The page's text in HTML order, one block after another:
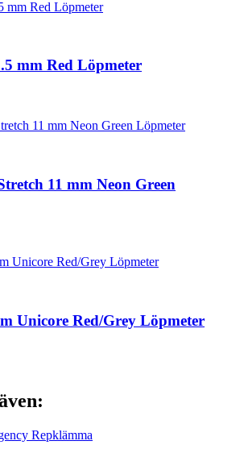
mm Red Löpmeter
11 mm Neon Green
Unicore Red/Grey Löpmeter